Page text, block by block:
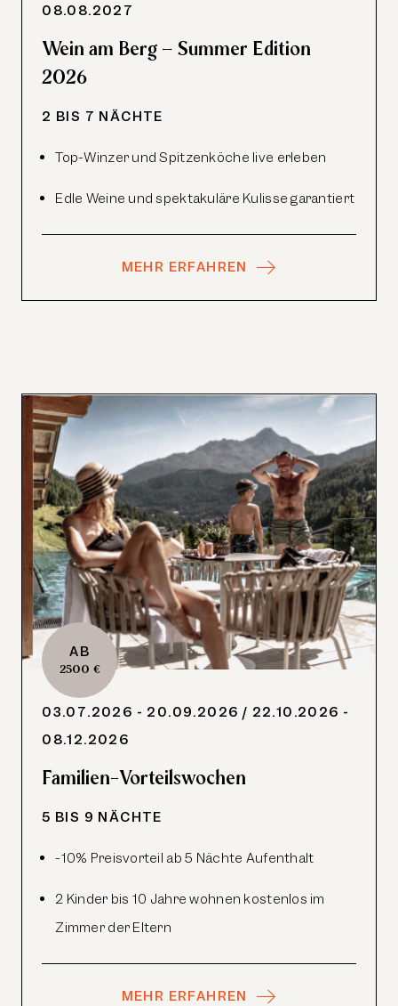
08.08.2027
Wein am Berg – Summer Edition
2026
2 BIS 7 NÄCHTE
Top-Winzer und Spitzenköche live erleben
Edle Weine und spektakuläre Kulisse garantiert
MEHR ERFAHREN
AB
2500 €
03.07.2026 - 20.09.2026 / 22.10.2026 -
08.12.2026
Familien-Vorteilswochen
5 BIS 9 NÄCHTE
-10% Preisvorteil ab 5 Nächte Aufenthalt
2 Kinder bis 10 Jahre wohnen kostenlos im
Zimmer der Eltern
MEHR ERFAHREN